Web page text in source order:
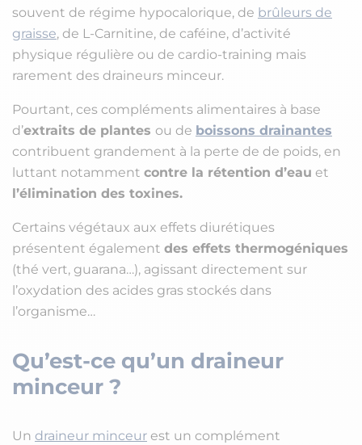
souvent de régime hypocalorique, de brûleurs de
graisse, de L-Carnitine, de caféine, d’activité
physique régulière ou de cardio-training mais
rarement des draineurs minceur.
Pourtant, ces compléments alimentaires à base
d’extraits de plantes ou de boissons drainantes
contribuent grandement à la perte de de poids, en
luttant notamment contre la rétention d’eau et
l’élimination des toxines.
Certains végétaux aux effets diurétiques
présentent également des effets thermogéniques
(thé vert, guarana…), agissant directement sur
l’oxydation des acides gras stockés dans
l’organisme…
Qu’est-ce qu’un draineur
minceur ?
Un draineur minceur est un complément